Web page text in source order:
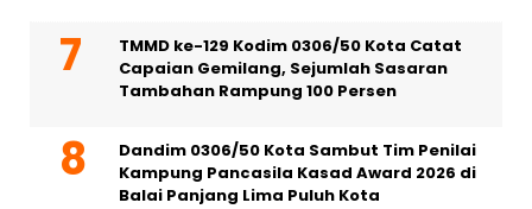
TMMD ke-129 Kodim 0306/50 Kota Catat
Capaian Gemilang, Sejumlah Sasaran
Tambahan Rampung 100 Persen
Dandim 0306/50 Kota Sambut Tim Penilai
Kampung Pancasila Kasad Award 2026 di
Balai Panjang Lima Puluh Kota